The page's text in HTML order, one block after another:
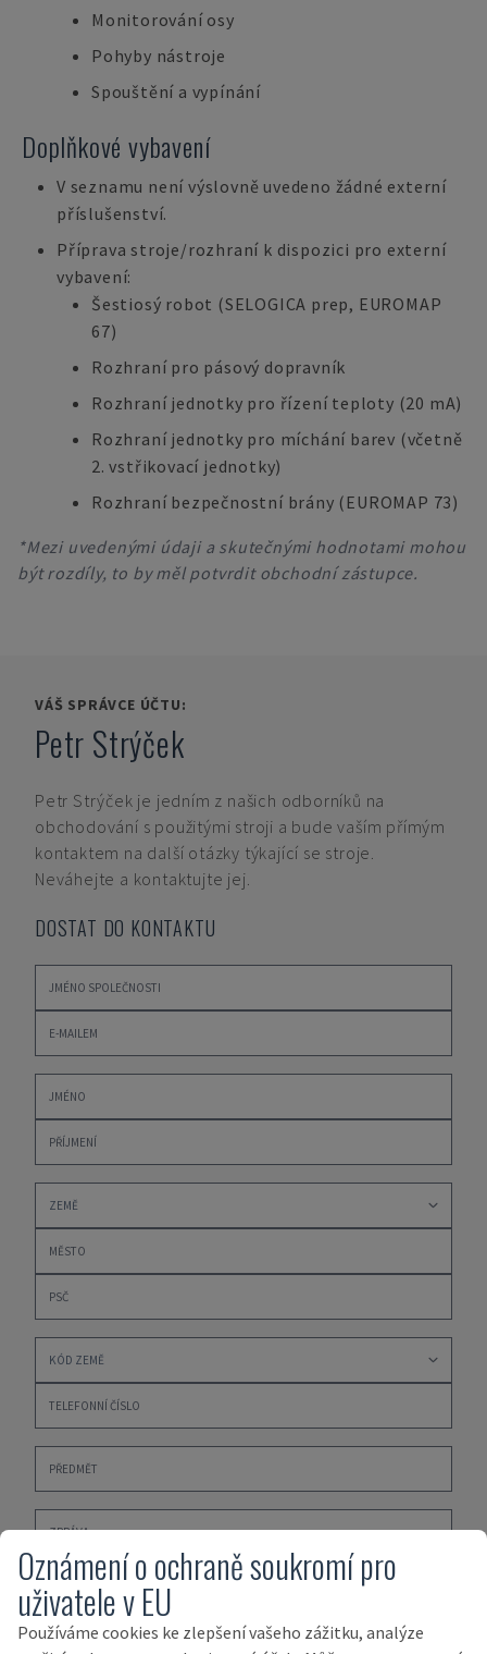
Monitorování osy
Pohyby nástroje
Spouštění a vypínání
Doplňkové vybavení
V seznamu není výslovně uvedeno žádné externí
příslušenství.
Příprava stroje/rozhraní k dispozici pro externí
vybavení:
Šestiosý robot (SELOGICA prep, EUROMAP
67)
Rozhraní pro pásový dopravník
Rozhraní jednotky pro řízení teploty (20 mA)
Rozhraní jednotky pro míchání barev (včetně
2. vstřikovací jednotky)
Rozhraní bezpečnostní brány (EUROMAP 73)
*Mezi uvedenými údaji a skutečnými hodnotami mohou
být rozdíly, to by měl potvrdit obchodní zástupce.
VÁŠ SPRÁVCE ÚČTU:
Petr Strýček
Petr Strýček je jedním z našich odborníků na
obchodování s použitými stroji a bude vaším přímým
kontaktem na další otázky týkající se stroje.
Neváhejte a kontaktujte jej.
DOSTAT DO KONTAKTU
Klepnutím zde přijměte naše
OSOBNÍCH ÚDAJŮ ,PODMÍNKY NÁKUPUaPODMÍNKY
Oznámení o ochraně soukromí pro
uživatele v EU
Používáme cookies ke zlepšení vašeho zážitku, analýze